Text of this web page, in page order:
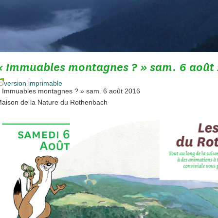
Immuables montagnes ? » sam. 6 août
version imprimable
Immuables montagnes ? » sam. 6 août 2016
de la Nature du Rothenbach